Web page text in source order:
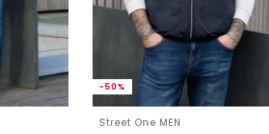
-50%
Street One MEN